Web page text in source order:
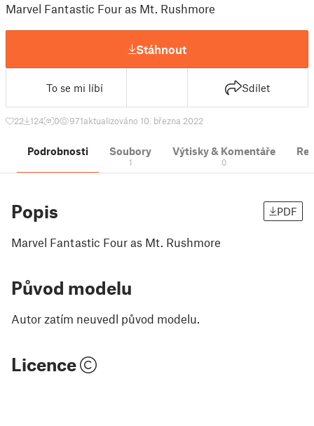
Marvel Fantastic Four as Mt. Rushmore
Stáhnout
To se mi líbí Sdílet
22 124 0 971aktualizováno 10. března 2022
Podrobnosti Soubory
1
Výtisky & Komentáře
0
Popis PDF
Marvel Fantastic Four as Mt. Rushmore
Původ modelu
Autor zatím neuvedl původ modelu.
Licence